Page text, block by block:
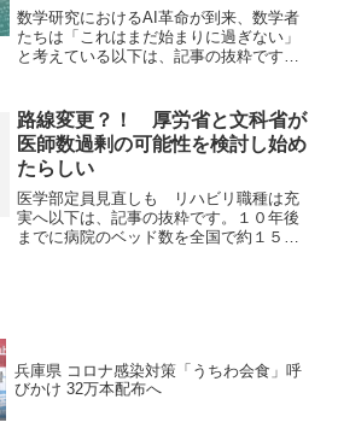
数学研究におけるAI革命が到来、数学者
たちは「これはまだ始まりに過ぎない」
と考えている以下は、記事の抜粋です。
めとする複数のAIが、世界最高峰の...
路線変更？！ 厚労省と文科省が
医師数過剰の可能性を検討し始め
たらしい
医学部定員見直しも リハビリ職種は充
実へ以下は、記事の抜粋です。１０年後
までに病院のベッド数を全国で約１５万
兵庫県 コロナ感染対策「うちわ会食」呼
びかけ 32万本配布へ